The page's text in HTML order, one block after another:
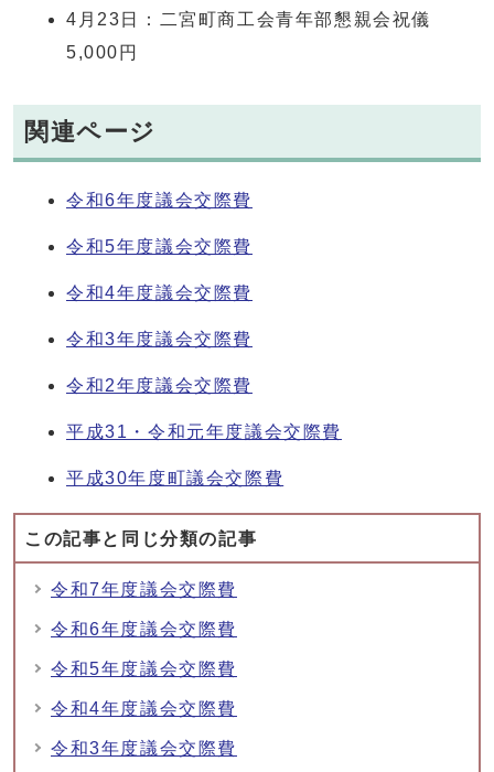
4月23日：二宮町商工会青年部懇親会祝儀
5,000円
関連ページ
令和6年度議会交際費
令和5年度議会交際費
令和4年度議会交際費
令和3年度議会交際費
令和2年度議会交際費
平成31・令和元年度議会交際費
平成30年度町議会交際費
この記事と同じ分類の記事
令和7年度議会交際費
令和6年度議会交際費
令和5年度議会交際費
令和4年度議会交際費
令和3年度議会交際費